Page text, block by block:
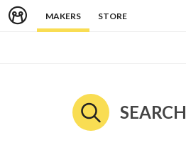
MAKERS STORE
SEARCH